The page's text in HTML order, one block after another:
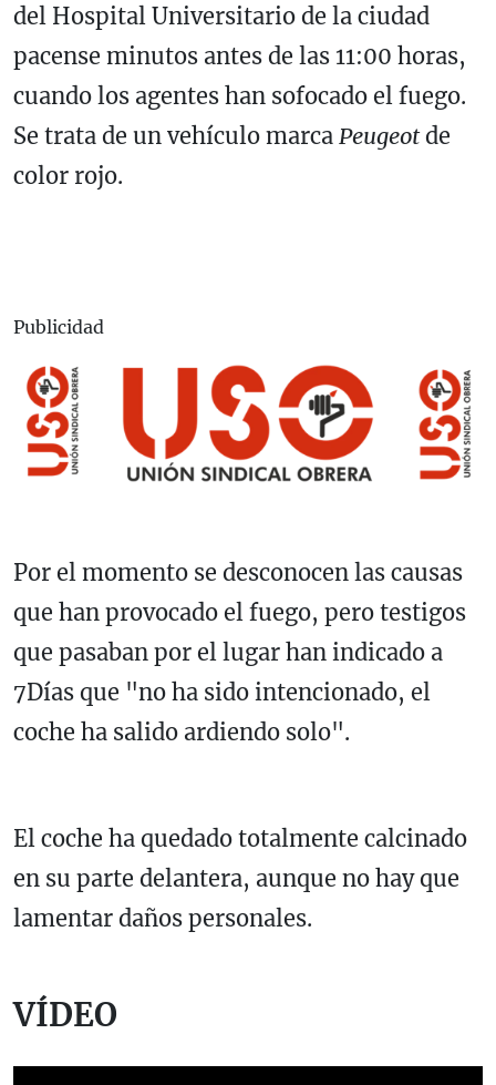
del Hospital Universitario de la ciudad
pacense minutos antes de las 11:00 horas,
cuando los agentes han sofocado el fuego.
Se trata de un vehículo marca Peugeotde
color rojo.
Publicidad
Por el momento se desconocen las causas
que han provocado el fuego, pero testigos
que pasaban por el lugar han indicado a
7Días que "no ha sido intencionado, el
coche ha salido ardiendo solo".
El coche ha quedado totalmente calcinado
en su parte delantera, aunque no hay que
lamentar daños personales.
VÍDEO